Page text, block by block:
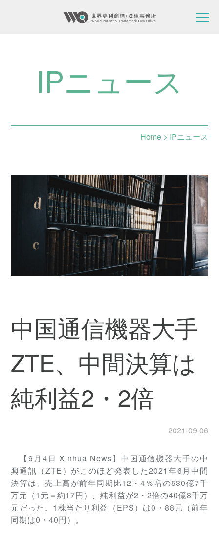
IPニュース
Home> IPニュース
中国通信機器大手
ZTE、中間決算は
純利益2・2倍
2021-09-06
【9月4日 Xinhua News】中国通信機器大手の中
興通訊（ZTE）がこのほど発表した2021年6月中間
決算は、売上高が前年同期比12・4％増の530億7千
万元（1元＝約17円）、純利益が2・2倍の40億8千万
元だった。1株当たり利益（EPS）は0・88元（前年
同期は0・40円）。